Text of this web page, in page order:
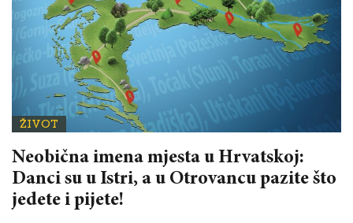
ŽIVOT
Neobična imena mjesta u Hrvatskoj:
Danci su u Istri, a u Otrovancu pazite što
jedete i pijete!